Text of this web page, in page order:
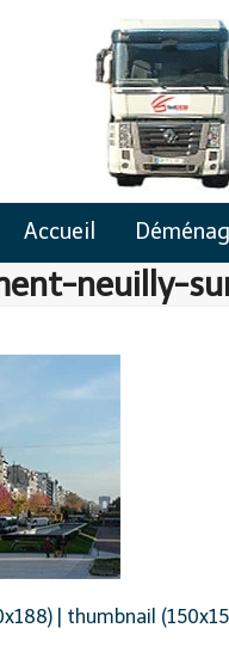
Accueil
neuilly-
thumbnail